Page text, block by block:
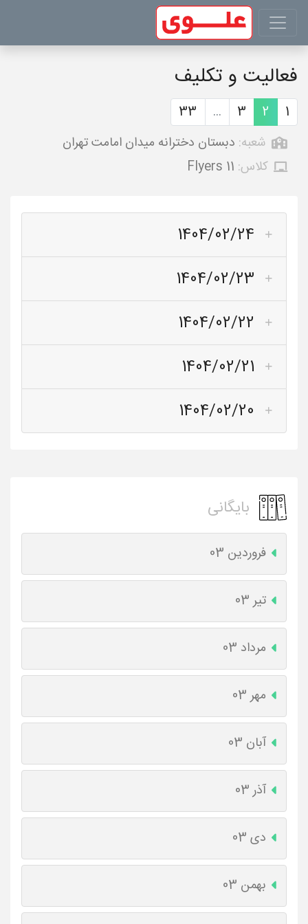
فعالیت و تکلیف
1
2
3
...
33
شعبه: دبستان دخترانه میدان امامت تهران
کلاس: Flyers 11
1404/02/24
1404/02/23
1404/02/22
1404/02/21
1404/02/20
بایگانی
فروردین 03
تیر 03
مرداد 03
مهر 03
آبان 03
آذر 03
دی 03
بهمن 03